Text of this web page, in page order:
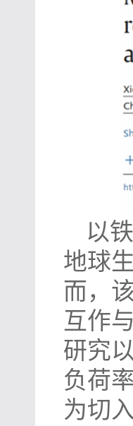
以
地球
而，
互作
研究
负荷
为切